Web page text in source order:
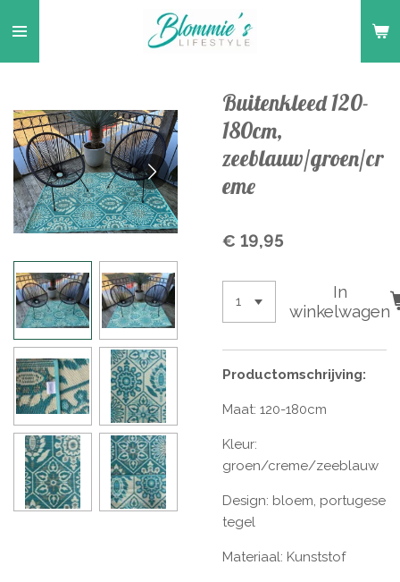
direct
naar
Buitenkleed 120-
180cm,
zeeblauw/groen/cr
eme
€ 19,95
In
winkelwagen
Productomschrijving:
Maat: 120-180cm
Kleur:
groen/creme/zeeblauw
Design: bloem, portugese
tegel
Materiaal: Kunststof